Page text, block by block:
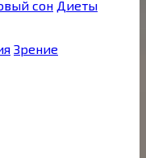
сон Диеты
Зрение